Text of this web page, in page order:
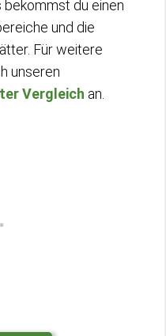
bekommst du einen
und die
Für weitere
unseren
Vergleich an.